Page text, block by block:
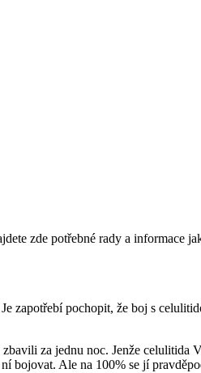
zde potřebné rady a informace
zapotřebí pochopit, že boj s
za jednu noc. Jenže
bojovat. Ale na 100% se jí